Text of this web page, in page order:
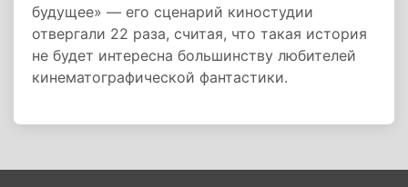
будущее» — его сценарий киностудии
отвергали 22 раза, считая, что такая история
не будет интересна большинству любителей
кинематографической фантастики.